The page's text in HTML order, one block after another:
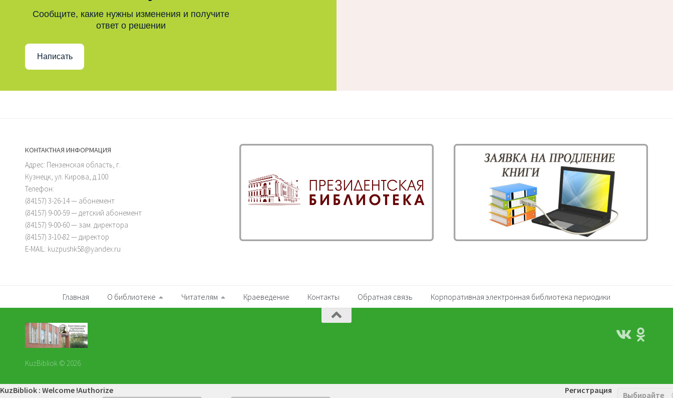
Сообщите, какие нужны изменения и получите
ответ о решении
Написать
КОНТАКТНАЯ ИНФОРМАЦИЯ
Адрес: Пензенская область, г.
Кузнецк, ул. Кирова, д.100
Телефон:
(84157) 3-26-14 — абонемент
(84157) 9-00-59 — детский абонемент
(84157) 9-00-60 — зам. директора
(84157) 3-10-82 — директор
E-MAIL: kuzpushk58@yandex.ru
Главная О библиотеке Читателям Краеведение Контакты Обратная связь Корпоративная электронная библиотека периодики
KuzBibliok © 2026.
KuzBibliok : Welcome !Authorize
Регистрация
Выбирайте